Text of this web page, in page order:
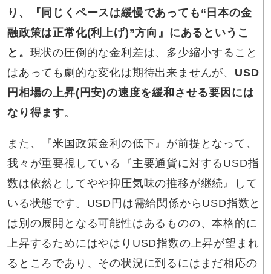
り、『同じくペースは緩慢であっても“日本の金
融政策は正常化(利上げ)”方向』にあるというこ
と。 現状の圧倒的な金利差は、多少縮小すること
はあっても劇的な変化は期待出来ませんが、 USD
円相場の上昇(円安)の速度を緩和させる要因には
なり得ます。
また、『米国政策金利の低下』が前提となって、
我々が重要視している『主要通貨に対するUSD指
数は依然としてやや抑圧気味の推移が継続』して
いる状態です。USD円は需給関係からUSD指数と
は別の展開となる可能性はあるものの、本格的に
上昇するためにはやはりUSD指数の上昇が望まれ
るところであり、その状況に到るにはまだ相応の